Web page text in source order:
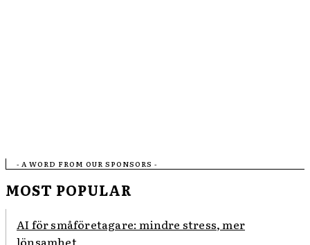
- A WORD FROM OUR SPONSORS -
MOST POPULAR
AI för småföretagare: mindre stress, mer
lönsamhet